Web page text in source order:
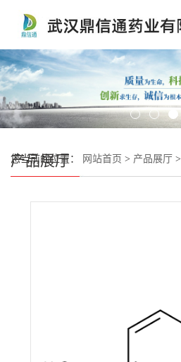
产品展厅
您当前的位置： 网站首页 > 产品展厅 >